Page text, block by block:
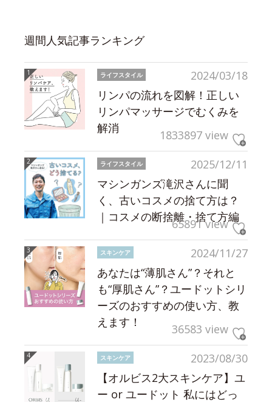
週間人気記事ランキング
2024/03/18
ライフスタイル
リンパの流れを図解！正しい
リンパマッサージでむくみを
解消
1833897 view
2025/12/11
ライフスタイル
マシンガンズ滝沢さんに聞
く、古いコスメの捨て方は？
｜コスメの断捨離・捨て方編
65891 view
2024/11/27
スキンケア
あなたは“薄肌さん”？それと
も“厚肌さん”？ユードットシリ
ーズのおすすめの使い方、教
えます！
36583 view
2023/08/30
スキンケア
【オルビス2大スキンケア】ユ
ー or ユードット 私にはどっ